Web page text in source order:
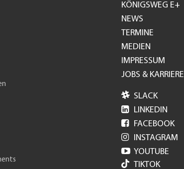
Footer
GH
KÖNIGSWEG E+
NEWS
TERMINE
MEDIEN
IMPRESSUM
JOBS & KARRIERE
 SLACK
 LINKEDIN
 FACEBOOK
 INSTAGRAM
 YOUTUBE
TIKTOK